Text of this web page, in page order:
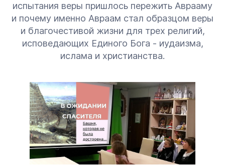
испытания веры пришлось пережить Аврааму
и почему именно Авраам стал образцом веры
и благочестивой жизни для трех религий,
исповедающих Единого Бога - иудаизма,
ислама и христианства.